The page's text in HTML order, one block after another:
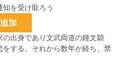
を受け取ろう
加
出身であり文武両道の鍾文穎
する。それから数年が経ち、禁